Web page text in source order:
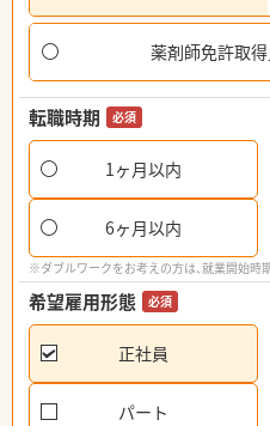
薬剤師免許取得
転職時期 必須
1ヶ月以内
6ヶ月以内
※ダブルワークをお考えの方は、就業開始時
希望雇用形態 必須
正社員
パート